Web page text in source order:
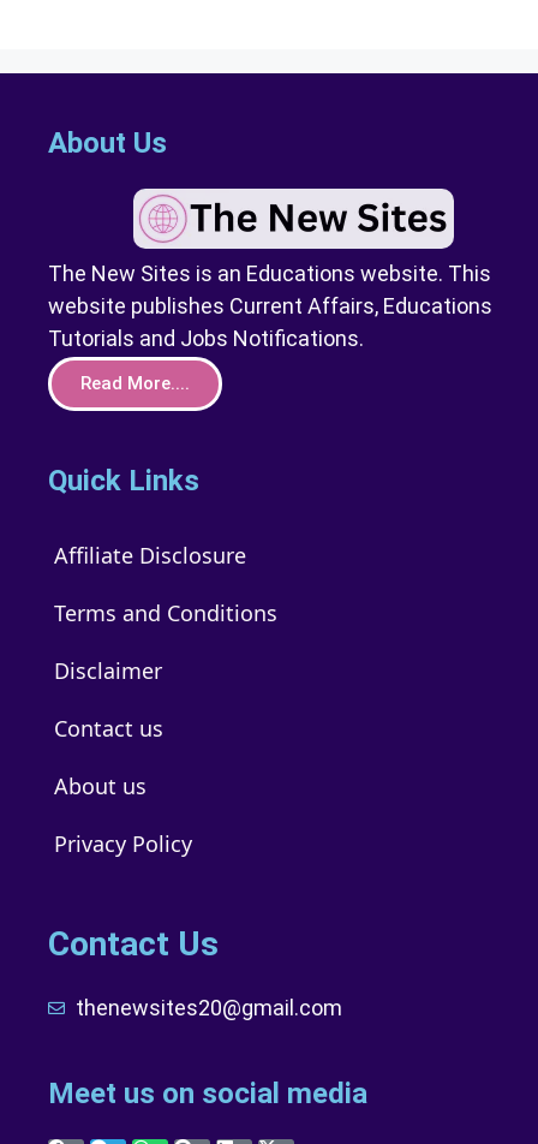
About Us
The New Sites is an Educations website. This
website publishes Current Affairs, Educations
Tutorials and Jobs Notifications.
Read More....
Quick Links
Affiliate Disclosure
Terms and Conditions
Disclaimer
Contact us
About us
Privacy Policy
Contact Us
thenewsites20@gmail.com
Meet us on social media